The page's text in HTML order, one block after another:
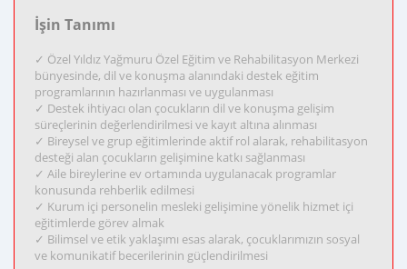
İşin Tanımı
✓ Özel Yıldız Yağmuru Özel Eğitim ve Rehabilitasyon Merkezi
bünyesinde, dil ve konuşma alanındaki destek eğitim
programlarının hazırlanması ve uygulanması
✓ Destek ihtiyacı olan çocukların dil ve konuşma gelişim
süreçlerinin değerlendirilmesi ve kayıt altına alınması
✓ Bireysel ve grup eğitimlerinde aktif rol alarak, rehabilitasyon
desteği alan çocukların gelişimine katkı sağlanması
✓ Aile bireylerine ev ortamında uygulanacak programlar
konusunda rehberlik edilmesi
✓ Kurum içi personelin mesleki gelişimine yönelik hizmet içi
eğitimlerde görev almak
✓ Bilimsel ve etik yaklaşımı esas alarak, çocuklarımızın sosyal
ve komunikatif becerilerinin güçlendirilmesi